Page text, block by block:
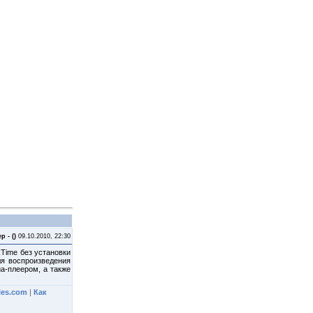
- () 09.10.2010, 22:30
без установки
воспроизведения
плеером, а также
| Как